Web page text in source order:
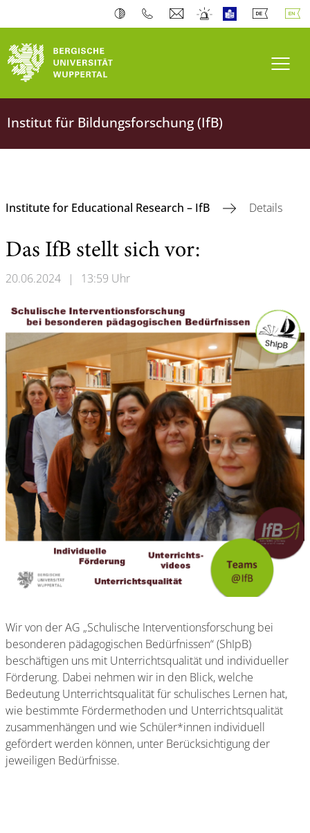
Institut für Bildungsforschung (IfB)
Institute for Educational Research – IfB Details
Das IfB stellt sich vor:
20.06.2024 | 13:59 Uhr
Wir von der AG „Schulische Interventionsforschung bei
besonderen pädagogischen Bedürfnissen“ (ShIpB)
beschäftigen uns mit Unterrichtsqualität und individueller
Förderung. Dabei nehmen wir in den Blick, welche
Bedeutung Unterrichtsqualität für schulisches Lernen hat,
wie bestimmte Fördermethoden und Unterrichtsqualität
zusammenhängen und wie Schüler*innen individuell
gefördert werden können, unter Berücksichtigung der
jeweiligen Bedürfnisse.